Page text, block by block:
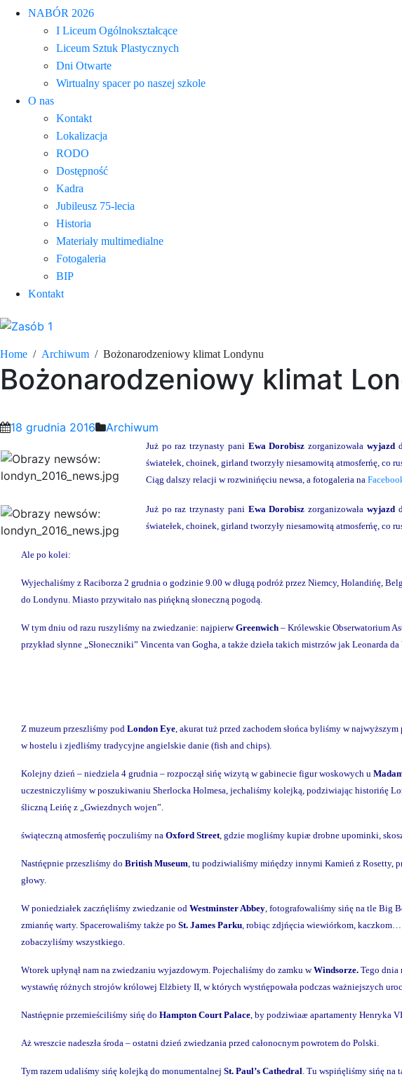
NABÓR 2026
I Liceum Ogólnokształcące
Liceum Sztuk Plastycznych
Dni Otwarte
Wirtualny spacer po naszej szkole
O nas
Kontakt
Lokalizacja
RODO
Dostępność
Kadra
Jubileusz 75-lecia
Historia
Materiały multimedialne
Fotogaleria
BIP
Kontakt
Home Archiwum Bożonarodzeniowy klimat Londynu
Bożonarodzeniowy klimat
18 grudnia 2016 Archiwum
Już po raz trzynasty pani Ewa Dorobisz zorganizowała wyjazd
światełek, choinek, girland tworzyły niesamowitą atmosferńę, co
Ciąg dalszy relacji w rozwinińęciu newsa, a fotogaleria na
Już po raz trzynasty pani Ewa Dorobisz zorganizowała wyjazd
światełek, choinek, girland tworzyły niesamowitą atmosferńę, co
Ale po kolei:
Wyjechaliśmy z Raciborza 2 grudnia o godzinie 9.00 w długą podróż przez Niemcy, Holandińę,
do Londynu. Miasto przywitało nas pińękną słoneczną pogodą.
W tym dniu od razu ruszyliśmy na zwiedzanie: najpierwGreenwich – Królewskie Obserwatorium
przykład słynne „Słoneczniki” Vincenta van Gogha, a także dzieła takich mistrzów jak Leonarda
Z muzeum przeszliśmy pod London Eye, akurat tuż przed zachodem słońca byliśmy w
w hostelu i zjedliśmy tradycyjne angielskie danie (fish and chips).
Kolejny dzień – niedziela 4 grudnia – rozpoczął sińę wizytą w gabinecie figur woskowych u
uczestniczyliśmy w poszukiwaniu Sherlocka Holmesa, jechaliśmy kolejką, podziwiając historińę
śliczną Leińę z „Gwiezdnych wojen”.
świąteczną atmosferńę poczuliśmy na Oxford Street, gdzie mogliśmy kupiæ drobne upominki,
Nastńępnie przeszliśmy do British Museum, tu podziwialiśmy mińędzy innymi Kamień z Rosetty,
głowy.
W poniedziałek zaczńęliśmy zwiedzanie od Westminster Abbey, fotografowaliśmy sińę na tle Big
zmianńę warty. Spacerowaliśmy także po St. James Parku, robiąc zdjńęcia wiewiórkom,
zobaczyliśmy wszystkiego.
Wtorek upłynął nam na zwiedzaniu wyjazdowym. Pojechaliśmy do zamku wWindsorze. Tego dnia
wystawńę różnych strojów królowej Elżbiety II, w których wystńępowała podczas ważniejszych
Nastńępnie przemieściliśmy sińę do Hampton Court Palace, by podziwiaæ apartamenty Henryka
Aż wreszcie nadeszła środa – ostatni dzień zwiedzania przed całonocnym powrotem do Polski.
Tym razem udaliśmy sińę kolejką do monumentalnej St. Paul’s Cathedral. Tu wspińęliśmy sińę na